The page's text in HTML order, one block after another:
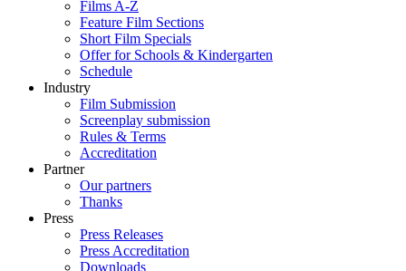
Films A-Z
Feature Film Sections
Short Film Specials
Offer for Schools & Kindergarten
Schedule
Industry
Film Submission
Screenplay submission
Rules & Terms
Accreditation
Partner
Our partners
Thanks
Press
Press Releases
Press Accreditation
Downloads